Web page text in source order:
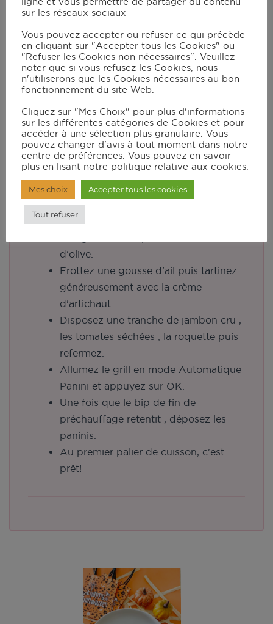
Fermez la munie cuve ainsi que le
couvercle du bol avec le bouchon.
Sélectionnez le mode Manuel et
programmez vitesse 11 pendant 40
secondes. Appuyez sur Start.
Ajoutez un peu d'huile d'olive et
quelques secondes (20 secondes) si
nécessaire pour obtenir une jolie
crème d'artichaut.
Préparation et Cuisson des
pains à Panini
d'olive.
Frottez une gousse d'ail puis tartinez
généreusement avec la crème
d'artichaut.
Disposez une tranche de jambon cru ,
les tomates séchées , la roquette puis
refermez.
Allumez le grill en mode Automatique
Panini et appuyez sur OK.
Une fois que le bip de fin de
préchauffage retentit , déposez les
paninis.
Au premier palier de cuisson, c'est
prêt!
sur les réseaux sociaux
Vous pouvez accepter ou refuser ce qui précède
en cliquant sur "Accepter tous les Cookies" ou
"Refuser les Cookies non nécessaires". Veuillez
noter que si vous refusez les Cookies, nous
n'utiliserons que les Cookies nécessaires au bon
fonctionnement du site Web.
Cliquez sur "Mes Choix" pour plus d'informations
sur les différentes catégories de Cookies et pour
accéder à une sélection plus granulaire. Vous
pouvez changer d'avis à tout moment dans notre
centre de préférences. Vous pouvez en savoir
plus en lisant notre politique relative aux cookies.
Mes choix Accepter tous les cookies
Tout refuser